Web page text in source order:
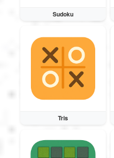
Sudoku
Tris